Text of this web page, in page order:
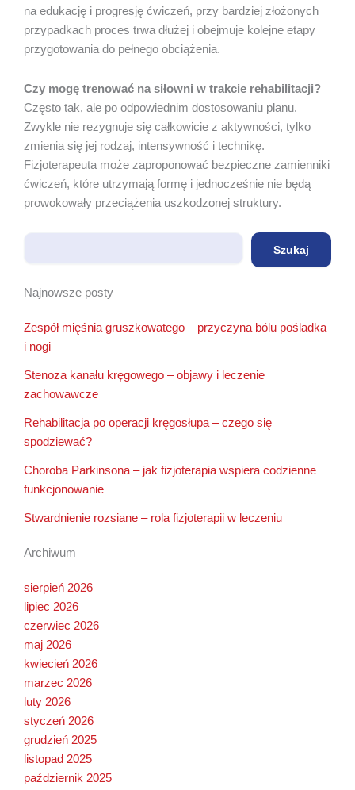
na edukację i progresję ćwiczeń, przy bardziej złożonych
przypadkach proces trwa dłużej i obejmuje kolejne etapy
przygotowania do pełnego obciążenia.
Czy mogę trenować na siłowni w trakcie rehabilitacji?
Często tak, ale po odpowiednim dostosowaniu planu.
Zwykle nie rezygnuje się całkowicie z aktywności, tylko
zmienia się jej rodzaj, intensywność i technikę.
Fizjoterapeuta może zaproponować bezpieczne zamienniki
ćwiczeń, które utrzymają formę i jednocześnie nie będą
prowokowały przeciążenia uszkodzonej struktury.
Szukaj
Szukaj
Najnowsze posty
Zespół mięśnia gruszkowatego – przyczyna bólu pośladka
i nogi
Stenoza kanału kręgowego – objawy i leczenie
zachowawcze
Rehabilitacja po operacji kręgosłupa – czego się
spodziewać?
Choroba Parkinsona – jak fizjoterapia wspiera codzienne
funkcjonowanie
Stwardnienie rozsiane – rola fizjoterapii w leczeniu
Archiwum
sierpień 2026
lipiec 2026
czerwiec 2026
maj 2026
kwiecień 2026
marzec 2026
luty 2026
styczeń 2026
grudzień 2025
listopad 2025
październik 2025